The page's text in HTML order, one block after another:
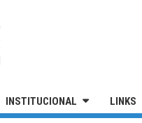
INSTITUCIONAL LINKS